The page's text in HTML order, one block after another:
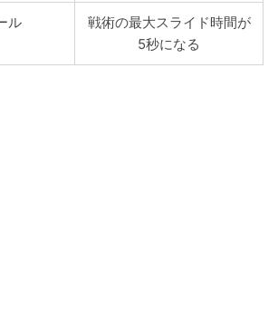
ル
戦術の最大スライド時間が
5秒になる